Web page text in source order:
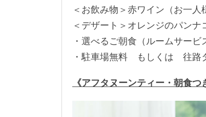
＜お飲み物＞赤ワイン（お一人
＜デザート＞オレンジのパンナ
・選べるご朝食（ルームサービ
・駐車場無料 もしくは 往路
《アフタヌーンティー・朝食